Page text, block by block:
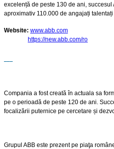
excelență de peste 130 de ani,
aproximativ 110.000 de angajați
Website: www.abb.com
https://new.abb.com/ro
Compania a fost creată în actuala sa
pe o perioadă de peste 120 de ani.
focalizării puternice pe cercetare și
Grupul ABB este prezent pe piaţa